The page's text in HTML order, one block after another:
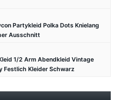
Partykleid Polka Dots Knielang
Ausschnitt
1/2 Arm Abendkleid Vintage
Festlich Kleider Schwarz